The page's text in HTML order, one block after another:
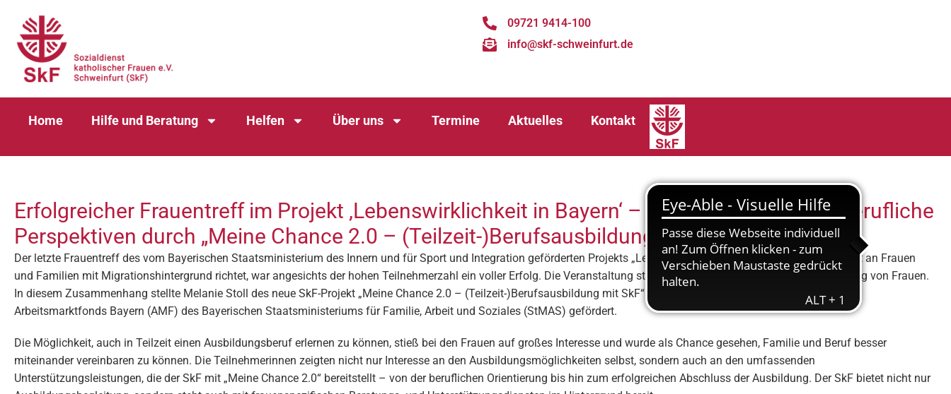
09721 9414-100
info@skf-schweinfurt.de
Home Hilfe und Beratung Helfen Über uns Termine Aktuelles Kontakt
Erfolgreicher Frauentreff im Projekt ‚Lebenswirklichkeit in Bayern‘ – Weichenstellung für berufliche
Perspektiven durch „Meine Chance 2.0 – (Teilzeit-)Berufsausbildung mit dem SkF“
Der letzte Frauentreff des vom Bayerischen Staatsministerium des Innern und für Sport und Integration geförderten Projekts „Lebenswirklichkeit in Bayern“, das sich gezielt an Frauen
und Familien mit Migrationshintergrund richtet, war angesichts der hohen Teilnehmerzahl ein voller Erfolg. Die Veranstaltung stand ganz im Zeichen der beruflichen Bildung von Frauen.
In diesem Zusammenhang stellte Melanie Stoll des neue SkF-Projekt „Meine Chance 2.0 – (Teilzeit-)Berufsausbildung mit SkF“ vor. Dieses Projekt wird erstmals durch den
Arbeitsmarktfonds Bayern (AMF) des Bayerischen Staatsministeriums für Familie, Arbeit und Soziales (StMAS) gefördert.
Die Möglichkeit, auch in Teilzeit einen Ausbildungsberuf erlernen zu können, stieß bei den Frauen auf großes Interesse und wurde als Chance gesehen, Familie und Beruf besser
miteinander vereinbaren zu können. Die Teilnehmerinnen zeigten nicht nur Interesse an den Ausbildungsmöglichkeiten selbst, sondern auch an den umfassenden
Unterstützungsleistungen, die der SkF mit „Meine Chance 2.0“ bereitstellt – von der beruflichen Orientierung bis hin zum erfolgreichen Abschluss der Ausbildung. Der SkF bietet nicht nur